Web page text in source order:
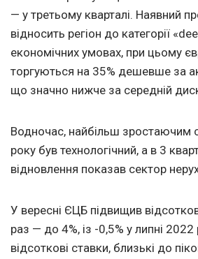
— у третьому кварталі. Наявний
відносить регіон до категорії
економічних умовах, при цьому
торгуються на 35% дешевше за
що значно нижче за середній
Водночас, найбільш зростаючим
року був технологічний, а в 3
відновлення показав сектор
У вересні ЄЦБ підвищив
раз — до 4%, із -0,5% у липні 2022
відсоткові ставки, близькі до